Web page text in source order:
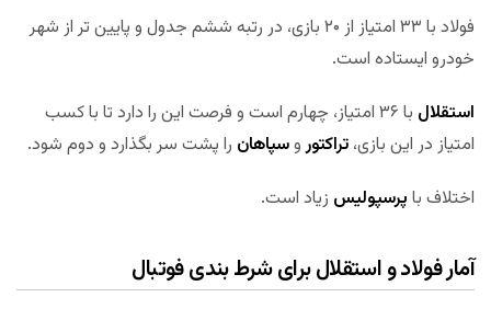
فولاد با ۳۳ امتیاز از ۲۰ بازی، در رتبه ششم جدول و پایین تر از شهر
خودرو ایستاده است.
استقلال
با ۳۶ امتیاز، چهارم است و فرصت این را دارد تا با کسب
امتیاز در این بازی، تراکتوروسپاهان را پشت سر بگذارد و دوم شود.
اختلاف با پرسپولیس زیاد است.
آمار فولاد و استقلال برای شرط بندی فوتبال